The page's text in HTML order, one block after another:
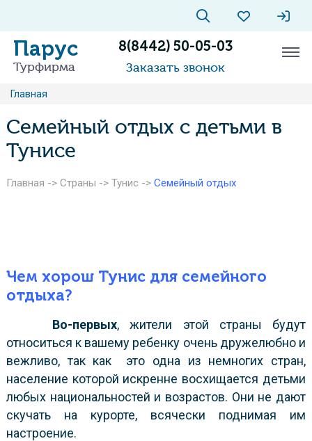
Парус
Турфирма
8(8442) 50-05-03
Заказать звонок
Главная
Семейный отдых с детьми в
Тунисе
Главная -> Страны -> Тунис -> Семейный отдых
Чем хорош Тунис для семейного
отдыха?
Во-первых, жители этой страны будут
относиться к вашему ребенку очень дружелюбно и
вежливо, так как это одна из немногих стран,
население которой искренне восхищается детьми
любых национальностей и возрастов. Они не дают
скучать на курорте, всячески поднимая им
настроение.